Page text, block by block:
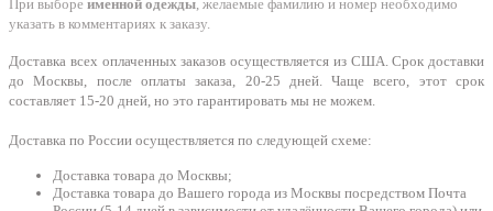
При выборе именной одежды, желаемые фамилию и номер необходимо
указать в комментариях к заказу.
Доставка всех оплаченных заказов осуществляется из США. Срок доставки
до Москвы, после оплаты заказа, 20-25 дней. Чаще всего, этот срок
составляет 15-20 дней, но это гарантировать мы не можем.
Доставка по России осуществляется по следующей схеме:
Доставка товара до Москвы;
Доставка товара до Вашего города из Москвы посредством Почта